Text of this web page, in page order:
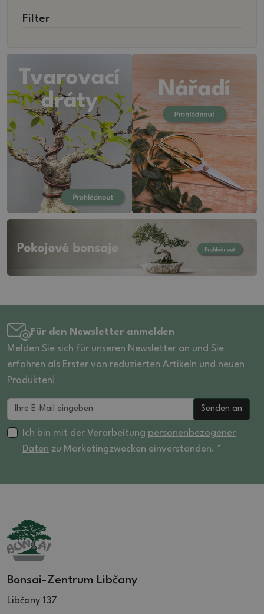
Filter
Für den Newsletter anmelden
Melden Sie sich für unseren Newsletter an und Sie
erfahren als Erster von reduzierten Artikeln und neuen
Produkten!
Senden an
Ich bin mit der Verarbeitung personenbezogener
Daten zu Marketingzwecken einverstanden. *
Bonsai-Zentrum Libčany
Libčany 137